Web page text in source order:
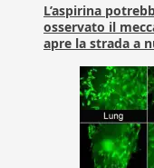
L’aspirina
osservato il
apre la strada a